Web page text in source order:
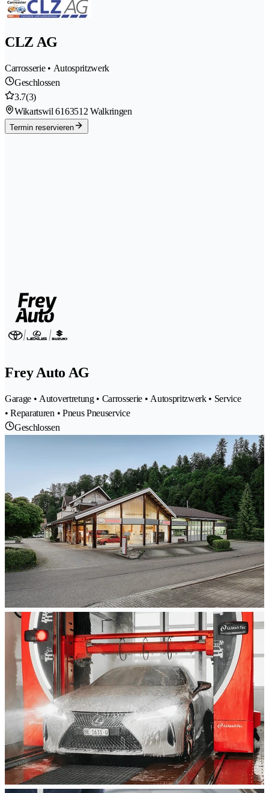
CLZ AG
Carrosserie • Autospritzwerk
Geschlossen
3.7(3)
Wikartswil 6163512 Walkringen
Termin reservieren
Frey Auto AG
Garage • Autovertretung • Carrosserie • Autospritzwerk • Service
• Reparaturen • Pneus Pneuservice
Geschlossen